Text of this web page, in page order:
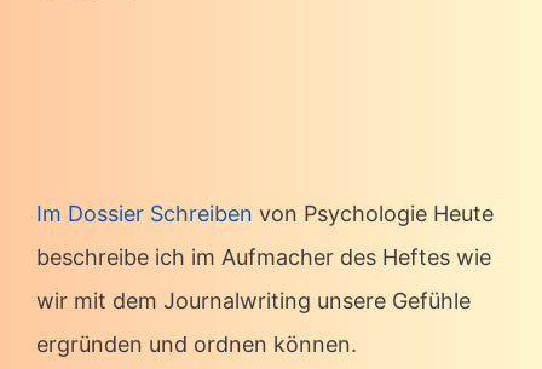
Im Dossier Schreiben von Psychologie Heute
beschreibe ich im Aufmacher des Heftes wie
wir mit dem Journalwriting unsere Gefühle
ergründen und ordnen können.